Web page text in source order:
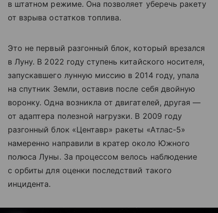
в штатном режиме. Она позволяет уберечь ракету
от взрыва остатков топлива.
Это не первый разгонный блок, который врезался
в Луну. В 2022 году ступень китайского носителя,
запускавшего лунную миссию в 2014 году, упала
на спутник Земли, оставив после себя двойную
воронку. Одна возникла от двигателей, другая —
от адаптера полезной нагрузки. В 2009 году
разгонный блок «Центавр» ракеты «Атлас-5»
намеренно направили в кратер около Южного
полюса Луны. За процессом велось наблюдение
с орбиты для оценки последствий такого
инцидента.